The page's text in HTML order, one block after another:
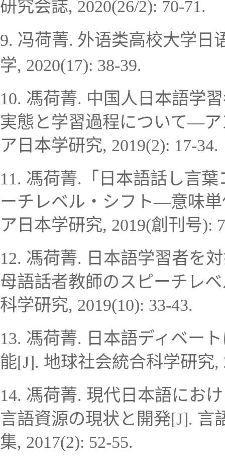
研究会誌, 2020(26/2): 70-71.
9. 冯荷菁. 外语类高校大学日
学, 2020(17): 38-39.
10. 馮荷菁. 中国人日本語学
実態と学習過程について―
ア日本学研究, 2019(2): 17-34.
11. 馮荷菁.「日本語話し言葉
ーチレベル ・ シフト―意味単
ア日本学研究, 2019(創刊号):
12. 馮荷菁. 日本語学習者を
母語話者教師のスピーチレ
科学研究, 2019(10): 33-43.
13. 馮荷菁. 日本語ディベー
能[J]. 地球社会統合科学研究,
14. 馮荷菁. 現代日本語にお
言語資源の現状と開発[J]. 言
集, 2017(2): 52-55.